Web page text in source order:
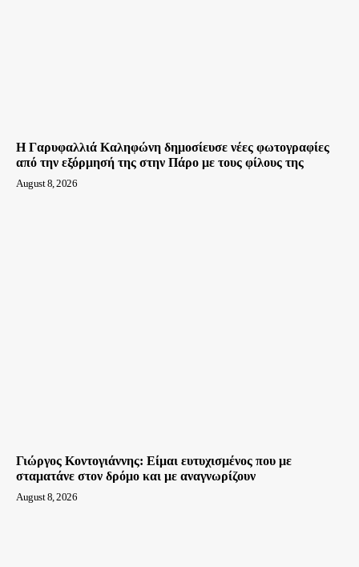
Η Γαρυφαλλιά Καληφώνη δημοσίευσε νέες φωτογραφίες
από την εξόρμησή της στην Πάρο με τους φίλους της
August 8, 2026
Γιώργος Κοντογιάννης: Είμαι ευτυχισμένος που με
σταματάνε στον δρόμο και με αναγνωρίζουν
August 8, 2026